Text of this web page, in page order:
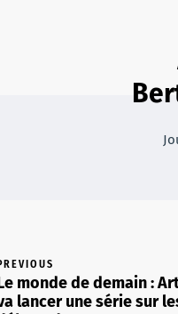
monde de demain :
lancer une série sur